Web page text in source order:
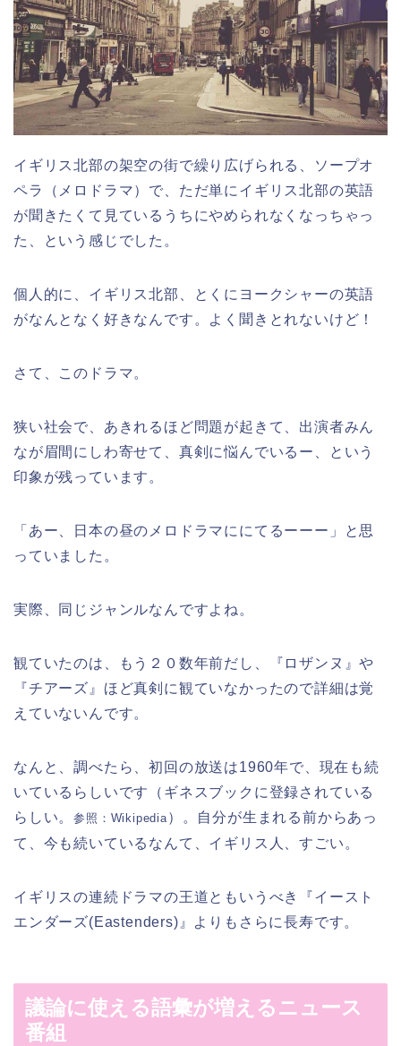
イギリス北部の架空の街で繰り広げられる、ソープオ
ペラ（メロドラマ）で、ただ単にイギリス北部の英語
が聞きたくて見ているうちにやめられなくなっちゃっ
た、という感じでした。
個人的に、イギリス北部、とくにヨークシャーの英語
がなんとなく好きなんです。よく聞きとれないけど！
さて、このドラマ。
狭い社会で、あきれるほど問題が起きて、出演者みん
なが眉間にしわ寄せて、真剣に悩んでいるー、という
印象が残っています。
「あー、日本の昼のメロドラマににてるーーー」と思
っていました。
実際、同じジャンルなんですよね。
観ていたのは、もう２０数年前だし、『ロザンヌ』や
『チアーズ』ほど真剣に観ていなかったので詳細は覚
えていないんです。
なんと、調べたら、初回の放送は1960年で、現在も続
いているらしいです（ギネスブックに登録されている
らしい。参照：Wikipedia）。自分が生まれる前からあっ
て、今も続いているなんて、イギリス人、すごい。
イギリスの連続ドラマの王道ともいうべき『イースト
エンダーズ(Eastenders)』よりもさらに長寿です。
議論に使える語彙が増えるニュース
番組